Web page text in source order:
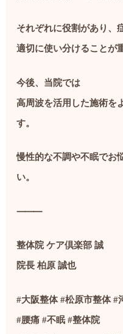
それぞれに役割があり、
適切に使い分けることが
今後、当院では
高周波を活用した施術を
す。
慢性的な不調や不眠でお
い。
⸻
整体院 ケア倶楽部 誠
院長 柏原 誠也
#大阪整体 #松原市整体 #
#腰痛 #不眠 #整体院